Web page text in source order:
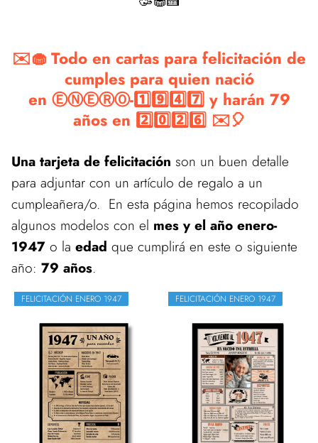
✉️🧁 Todo en cartas para felicitación de
cumples para quien nació
en ⒺⓃⒺⓇⓄ-1️⃣9️⃣4️⃣7️⃣ y harán 79
años en 2️⃣0️⃣2️⃣6️⃣ ✉️🎈
Una tarjeta de felicitación son un buen detalle
para adjuntar con un artículo de regalo a un
cumpleañera/o. En esta página hemos recopilado
algunos modelos con el mes y el año enero-
1947 o la edad que cumplirá en este o siguiente
año: 79 años.
FELICITACIÓN ENERO 1947 FELICITACIÓN ENERO 1947